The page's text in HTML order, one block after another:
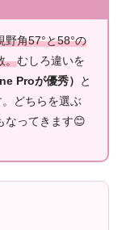
野角57°と58°の
。むしろ違いを
Proが優秀）
と
。どちらを選ぶ
なってきます😊